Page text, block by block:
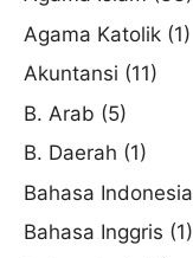
Agama Katolik (1)
Akuntansi (11)
B. Arab (5)
B. Daerah (1)
Bahasa Indonesia
Bahasa Inggris (1)